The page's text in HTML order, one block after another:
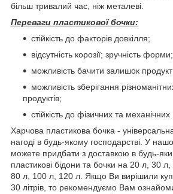
більш тривалий час, ніж металеві.
Переваги пластикової бочки:
стійкість до факторів довкілля;
відсутність корозії; зручність форми;
можливість бачити залишок
можливість зберігання
продуктів;
стійкість до фізичних та
Харчова пластикова бочка -
нагоді в будь-якому господарстві. У
можете придбати з доставкою в будь-
пластикові бідони та бочки на 20 л, 30
80 л, 100 л, 120 л. Якщо Ви вирішили
30 літрів, то рекомендуємо Вам